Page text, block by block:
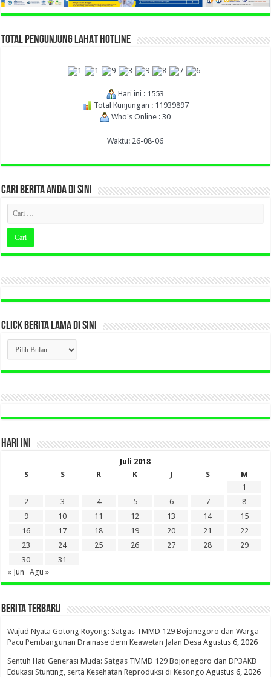
TOTAL PENGUNJUNG LAHAT HOTLINE
Hari ini : 1553
Total Kunjungan : 11939897
Who's Online : 30
Waktu: 26-08-06
CARI BERITA ANDA DI SINI
CLICK BERITA LAMA DI SINI
CLICK
BERITA
LAMA
DI
HARI INI
Juli 2018
S
S R K J S
M
1
2
3 4 5 6 7
8
9
10 11 12 13 14
15
16
17 18 19 20 21
22
23
24 25 26 27 28
29
30
31
« Jun
Agu »
BERITA TERBARU
Wujud Nyata Gotong Royong: Satgas TMMD 129 Bojonegoro dan Warga
Pacu Pembangunan Drainase demi Keawetan Jalan Desa Agustus 6, 2026
Sentuh Hati Generasi Muda: Satgas TMMD 129 Bojonegoro dan DP3AKB
Edukasi Stunting, serta Kesehatan Reproduksi di Kesongo Agustus 6, 2026